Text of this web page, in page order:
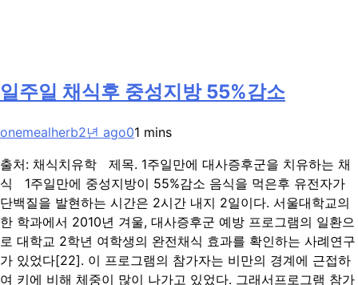
일주일 채식후 중성지방 55%감소
onemealherb2년 ago01 mins
출처: 채식치유학 제목. 1주일만에 대사증후군을 치유하는 채
식 1주일만에 중성지방이 55%감소 음식을 먹은후 유전자가
단백질을 발현하는 시간은 2시간 내지 2일이다. 서울대학교의
한 학과에서 2010년 겨울, 대사증후군 예방 프로그램의 일환으
로 대학교 2학년 여학생의 완전채식 효과를 확인하는 사례연구
가 있었다[22]. 이 프로그램의 참가자는 비만의 경계에 근접하
여 키에 비해 체중이 많이 나가고 있었다. 그래서프로그램 참가